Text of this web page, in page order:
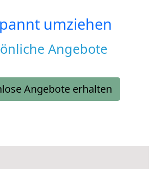
umziehen
Angebote
Angebote erhalten